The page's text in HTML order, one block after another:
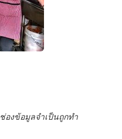
ช่องข้อมูลจำเป็นถูกทำ